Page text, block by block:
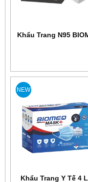
Khẩu Trang N95
NEW
Khẩu Trang Y Tế 4